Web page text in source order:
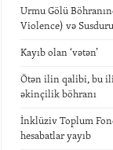
Urmu Gölü
Violence) və
Kayıb olan ‘vətən’
Ötən ilin qalibi, bu
əkinçilik böhranı
İnklüziv Toplum
hesabatlar yayıb